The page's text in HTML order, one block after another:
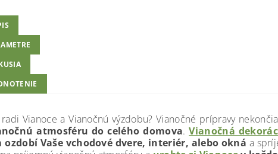
Vianoce a Vianočnú výzdobu? Vianočné prípravy
atmosféru do celého domova.Vianočná
ozdobí Vaše vchodové dvere, interiér, alebo okná a